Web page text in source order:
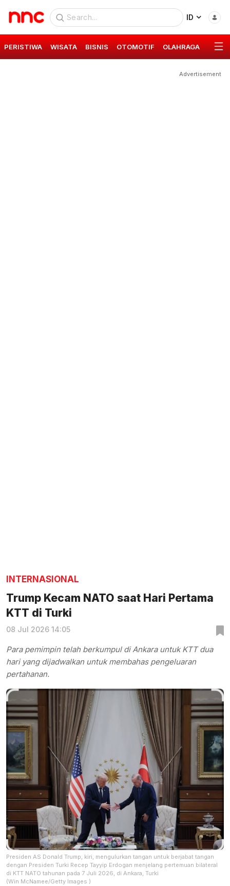
ID
PERISTIWA WISATA BISNIS OTOMOTIF OLAHRAGA GAYA
Advertisement
INTERNASIONAL
Trump Kecam NATO saat Hari Pertama
KTT di Turki
08 Jul 2026 14:05
Para pemimpin telah berkumpul di Ankara untuk KTT dua
hari yang dijadwalkan untuk membahas pengeluaran
pertahanan.
Presiden AS Donald Trump, kiri, mengulurkan tangan untuk berjabat tangan
dengan Presiden Turki Recep Tayyip Erdogan menjelang pertemuan bilateral
di KTT NATO tahunan pada 7 Juli 2026, di Ankara, Turki
(Win McNamee/Getty Images )